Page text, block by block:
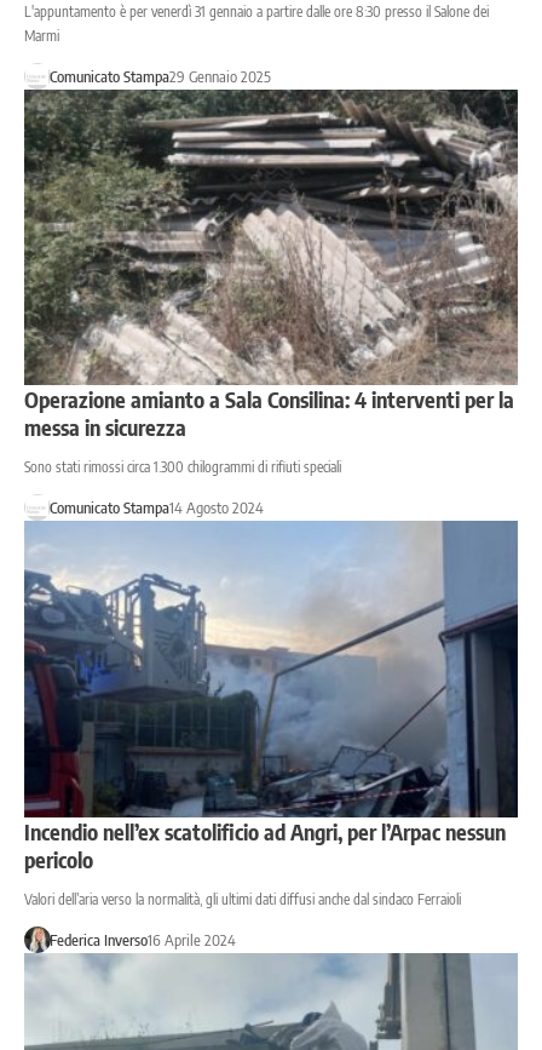
L'appuntamento è per venerdì 31 gennaio a partire dalle ore 8:30 presso il Salone dei
Marmi
Comunicato Stampa29 Gennaio 2025
Operazione amianto a Sala Consilina: 4 interventi per la
messa in sicurezza
Sono stati rimossi circa 1.300 chilogrammi di rifiuti speciali
Comunicato Stampa14 Agosto 2024
Incendio nell’ex scatolificio ad Angri, per l’Arpac nessun
pericolo
Valori dell’aria verso la normalità, gli ultimi dati diffusi anche dal sindaco Ferraioli
Federica Inverso16 Aprile 2024